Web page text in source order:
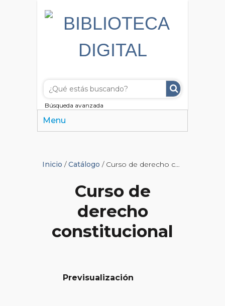
Búsqueda avanzada
Menu
Inicio /Catálogo / Curso de derecho constitucional
Curso de
derecho
constitucional
Previsualización